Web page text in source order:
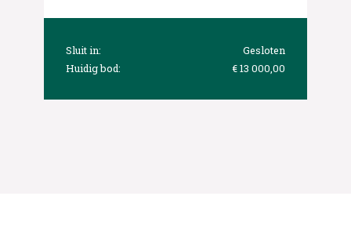
Sluit in:
Gesloten
Huidig bod:
€ 13 000,00